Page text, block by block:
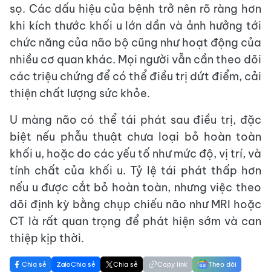
sọ. Các dấu hiệu của bệnh trở nên rõ ràng hơn
khi kích thước khối u lớn dần và ảnh hưởng tới
chức năng của não bộ cũng như hoạt động của
nhiều cơ quan khác. Mọi người vẫn cần theo dõi
các triệu chứng để có thể điều trị dứt điểm, cải
thiện chất lượng sức khỏe.
U màng não có thể tái phát sau điều trị, đặc
biệt nếu phẫu thuật chưa loại bỏ hoàn toàn
khối u, hoặc do các yếu tố như mức độ, vị trí, và
tính chất của khối u. Tỷ lệ tái phát thấp hơn
nếu u được cắt bỏ hoàn toàn, nhưng việc theo
dõi định kỳ bằng chụp chiếu não như MRI hoặc
CT là rất quan trọng để phát hiện sớm và can
thiệp kịp thời.
Chia sẻ Chia sẻ Chia sẻ Copy link Theo dõi